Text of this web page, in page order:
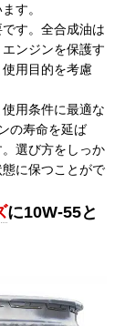
す。
す。全合成油は
ンジンを保護す
用目的を考慮
用条件に最適な
の寿命を延ば
選び方をしっか
に保つことがで
に10W-55と